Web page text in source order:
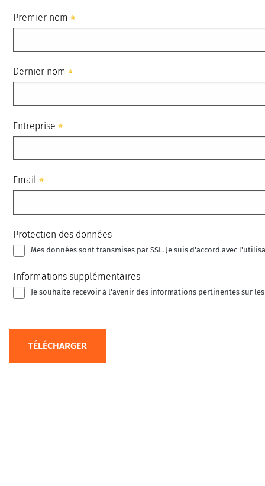
Premier nom
Dernier nom
Entreprise
Email
Protection des données
Mes données sont transmises par SSL. Je suis d'accord avec
Informations supplémentaires
Je souhaite recevoir à l'avenir des informations pertinentes sur